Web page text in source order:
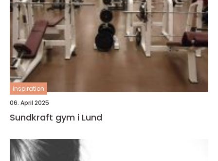
inspiration
06. April 2025
Sundkraft gym i Lund